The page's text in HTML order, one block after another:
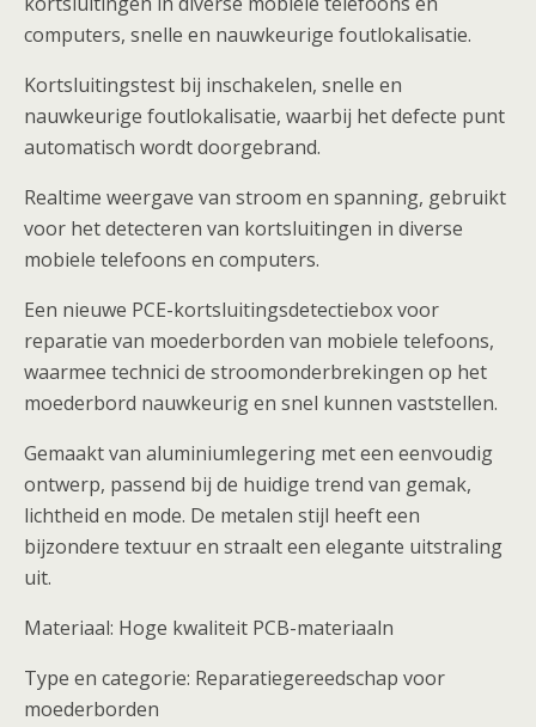
computers, snelle en nauwkeurige foutlokalisatie.
Kortsluitingstest bij inschakelen, snelle en
nauwkeurige foutlokalisatie, waarbij het defecte punt
automatisch wordt doorgebrand.
Realtime weergave van stroom en spanning, gebruikt
voor het detecteren van kortsluitingen in diverse
mobiele telefoons en computers.
Een nieuwe PCE-kortsluitingsdetectiebox voor
reparatie van moederborden van mobiele telefoons,
waarmee technici de stroomonderbrekingen op het
moederbord nauwkeurig en snel kunnen vaststellen.
Gemaakt van aluminiumlegering met een eenvoudig
ontwerp, passend bij de huidige trend van gemak,
lichtheid en mode. De metalen stijl heeft een
bijzondere textuur en straalt een elegante uitstraling
uit.
Materiaal: Hoge kwaliteit PCB-materiaaln
Type en categorie: Reparatiegereedschap voor
moederborden